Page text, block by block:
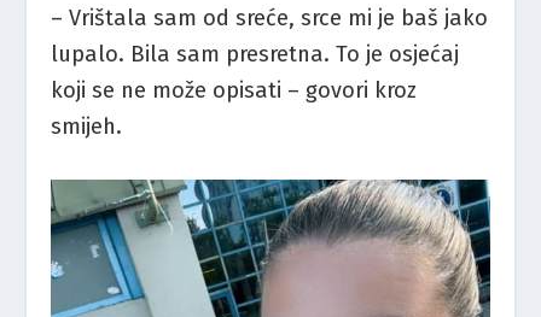
– Vrištala sam od sreće, srce mi je baš jako
lupalo. Bila sam presretna. To je osjećaj
koji se ne može opisati – govori kroz
smijeh.